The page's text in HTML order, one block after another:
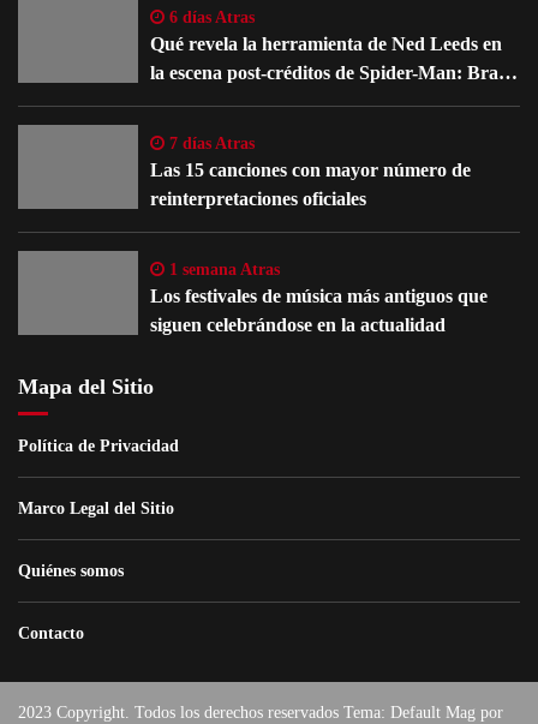
6 días Atras
Qué revela la herramienta de Ned Leeds en
la escena post-créditos de Spider-Man: Brand
New Day
7 días Atras
Las 15 canciones con mayor número de
reinterpretaciones oficiales
1 semana Atras
Los festivales de música más antiguos que
siguen celebrándose en la actualidad
Mapa del Sitio
Política de Privacidad
Marco Legal del Sitio
Quiénes somos
Contacto
2023 Copyright. Todos los derechos reservados Tema: Default Mag por